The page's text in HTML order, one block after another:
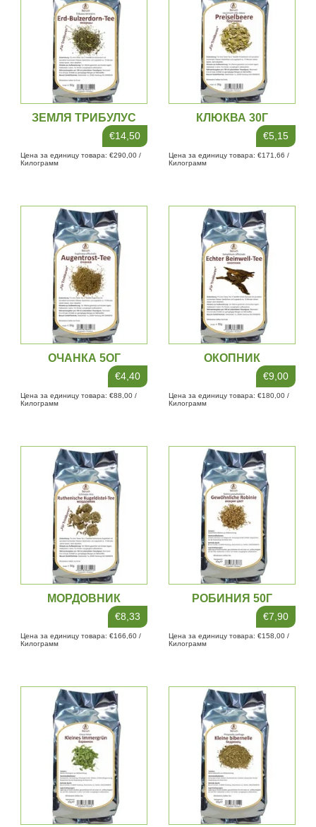
ЗЕМЛЯ ТРИБУЛУС
€14,50
Цена за единицу товара: €290,00 /
Килограмм
КЛЮКВА 30Г
€5,15
Цена за единицу товара: €171,66 /
Килограмм
ОЧАНКА 5ОГ
€4,40
Цена за единицу товара: €88,00 /
Килограмм
ОКОПНИК
€9,00
Цена за единицу товара: €180,00 /
Килограмм
МОРДОВНИК
€8,33
Цена за единицу товара: €166,60 /
Килограмм
РОБИНИЯ 50Г
(ЦВЕТОК) €7,90
Цена за единицу товара: €158,00 /
Килограмм